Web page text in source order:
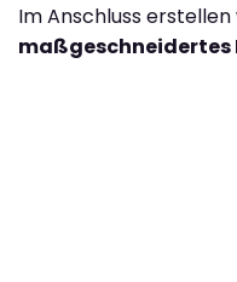
Im Anschluss
maßgeschneidertes